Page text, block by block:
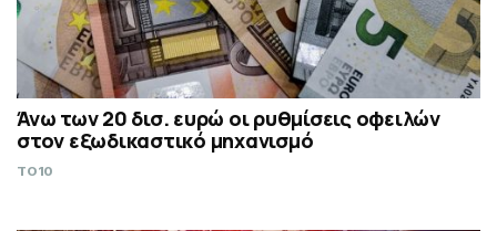
Άνω των 20 δισ. ευρώ οι ρυθμίσεις οφειλών
στον εξωδικαστικό μηχανισμό
TO10